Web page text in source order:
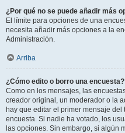
¿Por qué no se puede añadir más
El límite para opciones de una
necesita añadir más opciones a la
Administración.
Arriba
¿Cómo edito o borro una encuesta?
Como en los mensajes, las
creador original, un moderador o la
hay que editar el primer mensaje
encuesta. Si nadie ha votado, los
las opciones. Sin embargo, si algún